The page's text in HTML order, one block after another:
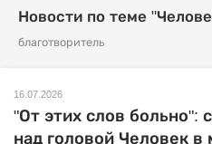
Новости по теме
благотворитель
16.07.2026
"От этих слов больно":
над головой Человек